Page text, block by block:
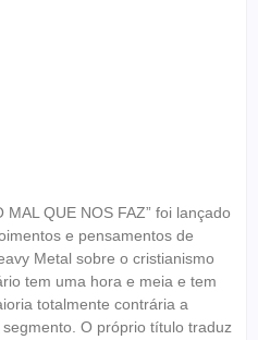
QUE NOS FAZ” foi lançado
e pensamentos de
Metal sobre o cristianismo
tem uma hora e meia e tem
totalmente contrária a
O próprio título traduz